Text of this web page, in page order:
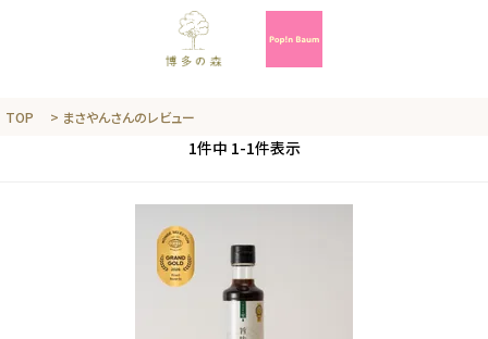
TOP まさやんさんのレビュー
1件中 1-1件表示